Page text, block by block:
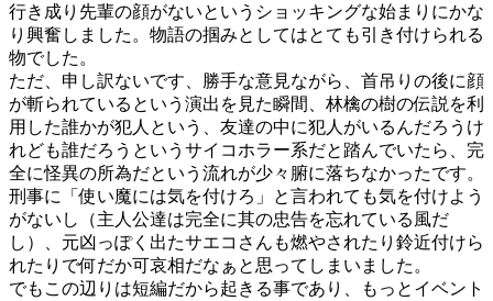
行き成り先輩の顔がないというショッキングな始まりにかな
り興奮しました。物語の掴みとしてはとても引き付けられる
物でした。
ただ、申し訳ないです、勝手な意見ながら、首吊りの後に顔
が斬られているという演出を見た瞬間、林檎の樹の伝説を利
用した誰かが犯人という、友達の中に犯人がいるんだろうけ
れども誰だろうというサイコホラー系だと踏んでいたら、完
全に怪異の所為だという流れが少々腑に落ちなかったです。
刑事に「使い魔には気を付けろ」と言われても気を付けよう
がないし（主人公達は完全に其の忠告を忘れている風だ
し）、元凶っぽく出たサエコさんも燃やされたり鈴近付けら
れたりで何だか可哀相だなぁと思ってしまいました。
でもこの辺りは短編だから起きる事であり、もっとイベント